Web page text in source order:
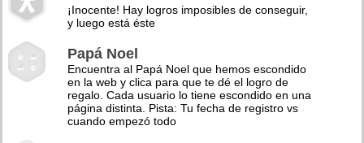
¡Inocente! Hay logros imposibles de conseguir,
y luego está éste
Papá Noel
Encuentra al Papá Noel que hemos escondido
en la web y clica para que te dé el logro de
regalo. Cada usuario lo tiene escondido en una
página distinta. Pista: Tu fecha de registro vs
cuando empezó todo